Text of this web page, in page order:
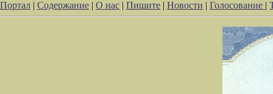
Портал | Содержание | О нас | Пишите | Новости | Голосование |